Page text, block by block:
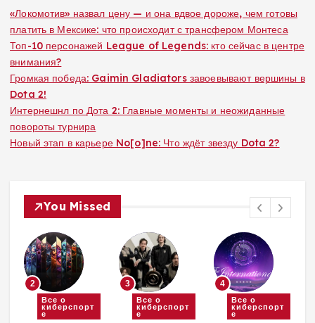
«Локомотив» назвал цену — и она вдвое дороже, чем готовы
платить в Мексике: что происходит с трансфером Монтеса
Топ-10 персонажей League of Legends: кто сейчас в центре
внимания?
Громкая победа: Gaimin Gladiators завоевывают вершины в
Dota 2!
Интернешнл по Дота 2: Главные моменты и неожиданные
повороты турнира
Новый этап в карьере No[o]ne: Что ждёт звезду Dota 2?
You Missed
2
Все о
киберспорт
е
3
Все о
киберспорт
е
4
Все о
киберспорт
е